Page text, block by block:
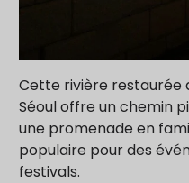
Cette rivière restaurée
Séoul offre un chemin
une promenade en
populaire pour des
festivals.